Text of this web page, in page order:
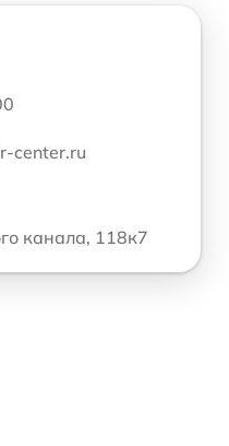
center.ru
канала, 118к7